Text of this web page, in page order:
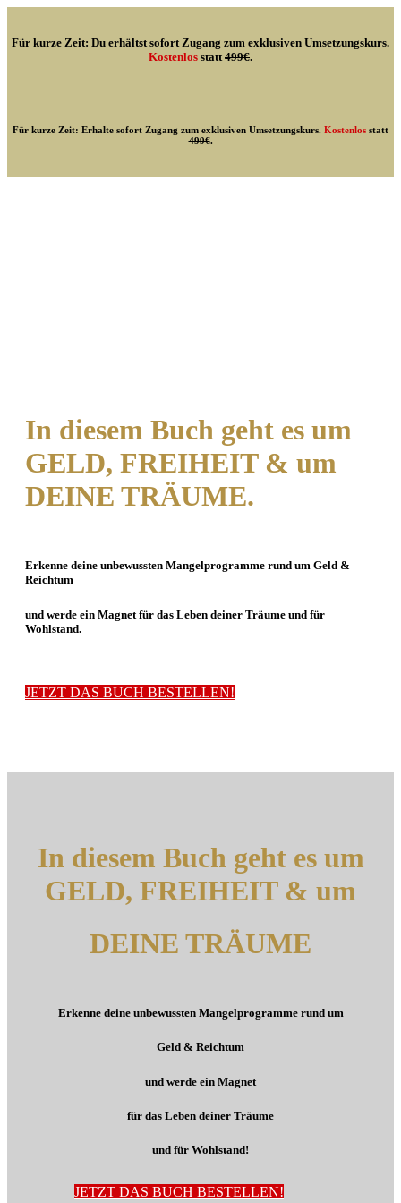
Für kurze Zeit: Du erhältst sofort Zugang zum exklusiven Umsetzungskurs.
Kostenlos statt499€.
Für kurze Zeit: Erhalte sofort Zugang zum exklusiven Umsetzungskurs. Kostenlos statt
499€.
In diesem Buch geht es um
GELD, FREIHEIT & um
DEINE TRÄUME.
Erkenne deine unbewussten Mangelprogramme rund um Geld &
Reichtum
und werde ein Magnet für das Leben deiner Träume und für
Wohlstand.
JETZT DAS BUCH BESTELLEN!
In diesem Buch geht es um
GELD, FREIHEIT & um
DEINE TRÄUME
Erkenne deine unbewussten Mangelprogramme rund um
Geld & Reichtum
und werde ein Magnet
für das Leben deiner Träume
und für Wohlstand!
JETZT DAS BUCH BESTELLEN!